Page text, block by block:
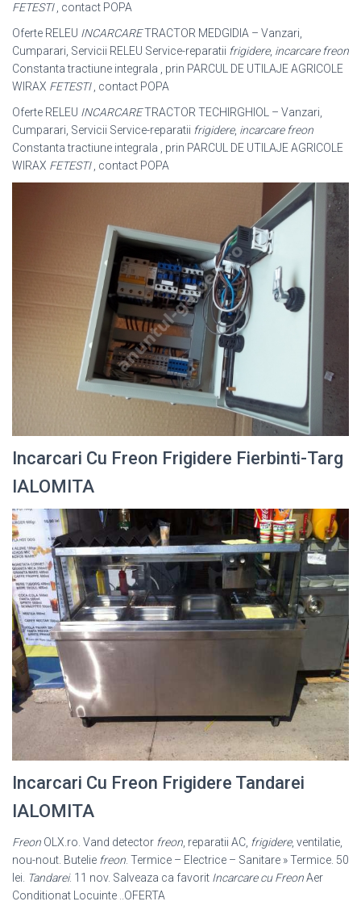
FETESTI, contact POPA
Oferte RELEU INCARCARETRACTOR MEDGIDIA – Vanzari,
Cumparari, Servicii RELEU Service-reparatii frigidere, incarcare freon
Constanta tractiune integrala , prin PARCUL DE UTILAJE AGRICOLE
WIRAX FETESTI, contact POPA
Oferte RELEU INCARCARETRACTOR TECHIRGHIOL – Vanzari,
Cumparari, Servicii Service-reparatii frigidere, incarcare freon
Constanta tractiune integrala , prin PARCUL DE UTILAJE AGRICOLE
WIRAX FETESTI, contact POPA
Incarcari Cu Freon Frigidere Fierbinti-Targ
IALOMITA
Incarcari Cu Freon Frigidere Tandarei
IALOMITA
Freon OLX.ro. Vand detector freon , reparatii AC, frigidere, ventilatie,
nou-nout. Butelie freon . Termice – Electrice – Sanitare » Termice. 50
lei. Tandarei. 11 nov. Salveaza ca favorit Incarcare cu FreonAer
Conditionat Locuinte ..OFERTA